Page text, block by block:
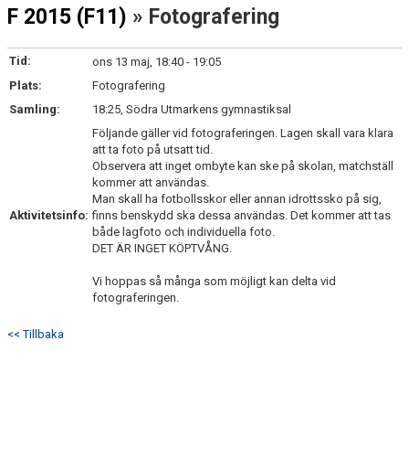
F 2015 (F11) » Fotografering
Tid:
ons 13 maj, 18:40 - 19:05
Plats:
Fotografering
Samling:
18:25, Södra Utmarkens gymnastiksal
Aktivitetsinfo:
Följande gäller vid fotograferingen. Lagen skall vara klara
att ta foto på utsatt tid.
Observera att inget ombyte kan ske på skolan, matchställ
kommer att användas.
Man skall ha fotbollsskor eller annan idrottssko på sig,
finns benskydd ska dessa användas. Det kommer att tas
både lagfoto och individuella foto.
DET ÄR INGET KÖPTVÅNG.
Vi hoppas så många som möjligt kan delta vid
fotograferingen.
<< Tillbaka